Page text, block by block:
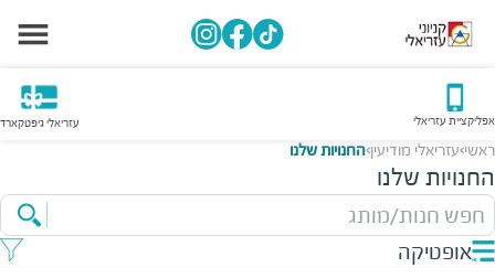
אפליקציית עזריאלי עזריאלי גיפטקארד
ראשי>עזריאלי מודיעין>החנויות שלנו
החנויות שלנו
חפש חנות/מותג
אופטיקה